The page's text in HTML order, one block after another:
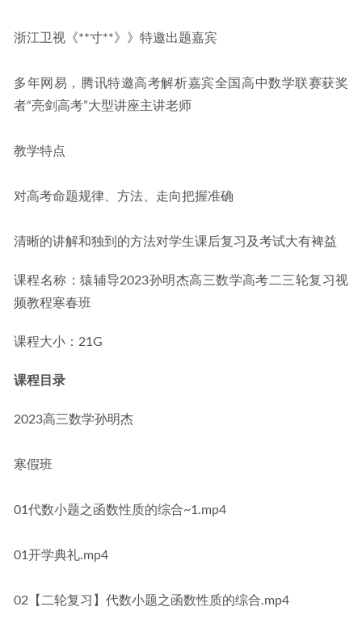
浙江卫视《**寸**》》特邀出题嘉宾
多年网易，腾讯特邀高考解析嘉宾全国高中数学联赛获奖
者“亮剑高考”大型讲座主讲老师
教学特点
对高考命题规律、方法、走向把握准确
清晰的讲解和独到的方法对学生课后复习及考试大有裨益
课程名称：猿辅导2023孙明杰高三数学高考二三轮复习视
频教程寒春班
课程大小：21G
课程目录
2023高三数学孙明杰
寒假班
01代数小题之函数性质的综合~1.mp4
01开学典礼.mp4
02【二轮复习】代数小题之函数性质的综合.mp4